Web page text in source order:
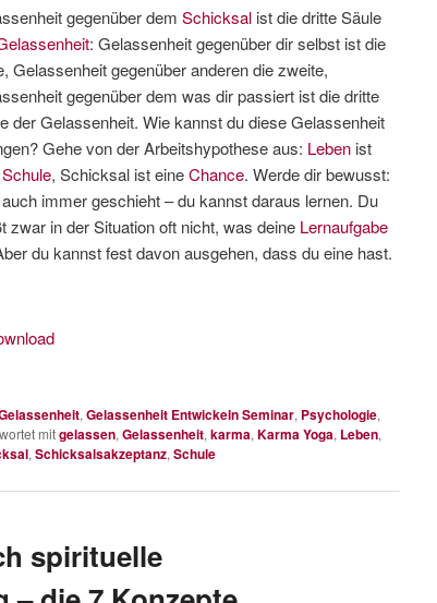
gegenüber demSchicksal ist die dritte Säule
: Gelassenheit gegenüber dir selbst ist die
Gelassenheit gegenüber anderen die zweite,
gegenüber dem was dir passiert ist die dritte
der Gelassenheit. Wie kannst du diese Gelassenheit
Gehe von der Arbeitshypothese aus: Leben ist
Schule, Schicksal ist eineChance. Werde dir bewusst:
immer geschieht – du kannst daraus lernen. Du
zwar in der Situation oft nicht, was deine Lernaufgabe
du kannst fest davon ausgehen, dass du eine hast.
,Gelassenheit Entwickeln Seminar, Psychologie,
mitgelassen,Gelassenheit,karma,Karma Yoga, Leben,
,Schicksalsakzeptanz,Schule
spirituelle